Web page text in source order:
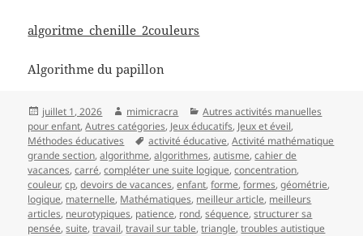
algoritme_chenille_2couleurs
Algorithme du papillon
Publié
le
juillet 1, 2026 Auteur
mimicracra Catégories
Autres activités manuelles
pour enfant,Autres catégories, Jeux éducatifs, Jeux et éveil,
Méthodes éducatives
Mots-
clés
activité éducative,Activité mathématique
grande section,algorithme,algorithmes,autisme,cahier de
vacances,carré,compléter une suite logique,concentration,
couleur,cp,devoirs de vacances,enfant,forme,formes,géométrie,
logique, maternelle, Mathématiques, meilleur article, meilleurs
articles, neurotypiques, patience, rond,séquence,structurer sa
pensée,suite,travail,travail sur table,triangle,troubles autistique